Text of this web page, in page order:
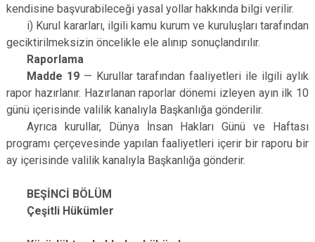
kendisine başvurabileceği yasal yollar hakkında bilgi verilir.
i) Kurul kararları, ilgili kamu kurum ve kuruluşları tarafından
geciktirilmeksizin öncelikle ele alınıp sonuçlandırılır.
Raporlama
Madde 19 — Kurullar tarafından faaliyetleri ile ilgili aylık
rapor hazırlanır. Hazırlanan raporlar dönemi izleyen ayın ilk 10
günü içerisinde valilik kanalıyla Başkanlığa gönderilir.
Ayrıca kurullar, Dünya İnsan Hakları Günü ve Haftası
programı çerçevesinde yapılan faaliyetleri içerir bir raporu bir
ay içerisinde valilik kanalıyla Başkanlığa gönderir.
BEŞİNCİ BÖLÜM
Çeşitli Hükümler